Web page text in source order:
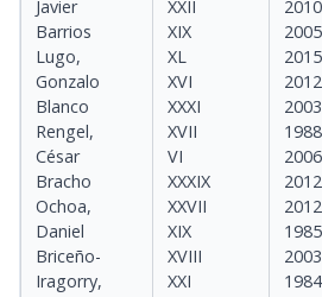
Javier
Barrios
Lugo,
Gonzalo
Blanco
Rengel,
César
Bracho
Ochoa,
Daniel
Briceño-
Iragorry,
XXII
XIX
XL
XVI
XXXI
XVII
VI
XXXIX
XXVII
XIX
XVIII
XXI
2010
2005
2015
2012
2003
1988
2006
2012
2012
1985
2003
1984